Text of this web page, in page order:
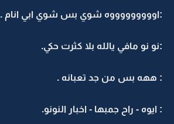
:اوووووووووه شوي بس شوي ابي انام .
:نو نو مافي يالله بلا كثرت حكي.
: ههه بس من جد تعبانه .
: ايوه - راح جمبها - اخبار النونو.